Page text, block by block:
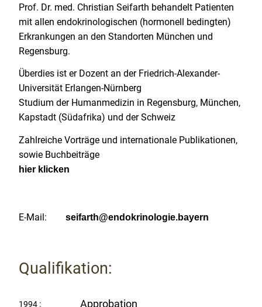
Prof. Dr. med. Christian Seifarth behandelt Patienten
mit allen endokrinologischen (hormonell bedingten)
Erkrankungen an den Standorten München und
Regensburg.
Überdies ist er Dozent an der Friedrich-Alexander-
Universität Erlangen-Nürnberg
Studium der Humanmedizin in Regensburg, München,
Kapstadt (Südafrika) und der Schweiz
Zahlreiche Vorträge und internationale Publikationen,
sowie Buchbeiträge
hier klicken
E-Mail: seifarth@endokrinologie.bayern
Qualifikation:
1994 : Approbation